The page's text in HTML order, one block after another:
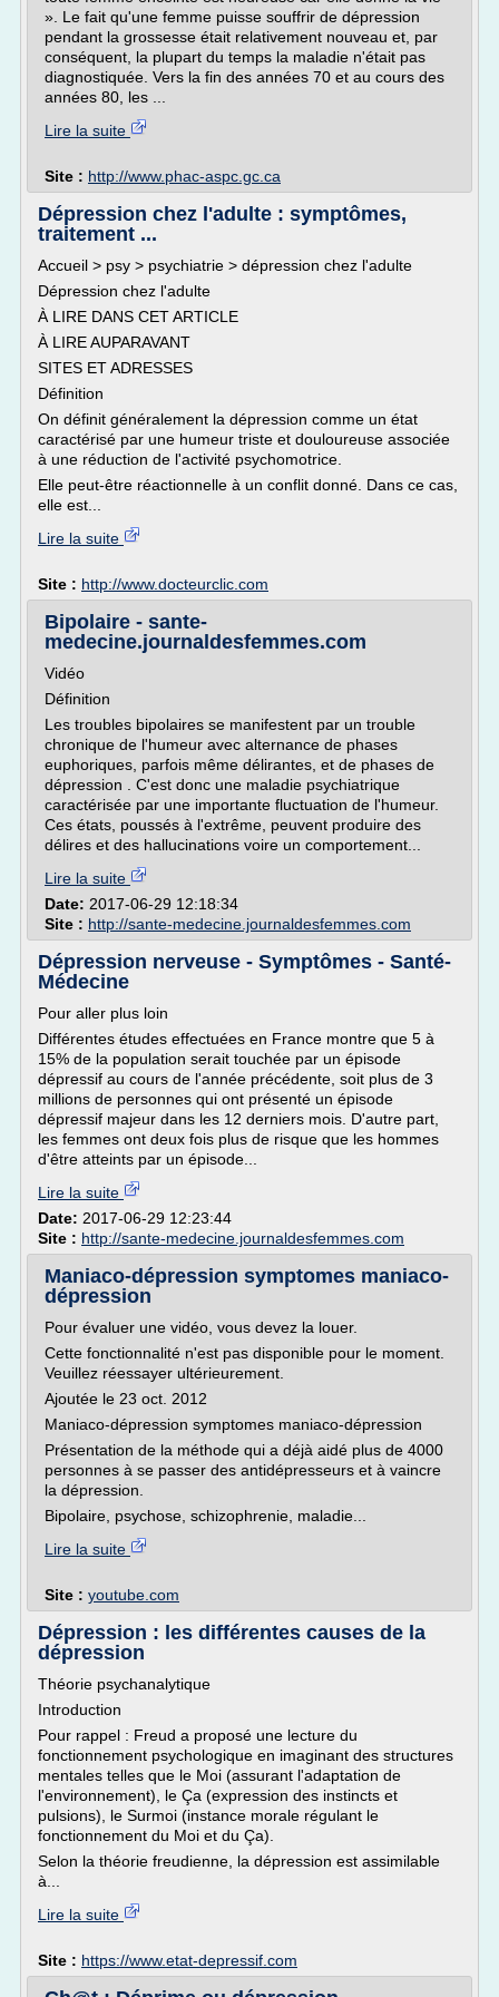
». Le fait qu'une femme puisse souffrir de dépression
pendant la grossesse était relativement nouveau et, par
conséquent, la plupart du temps la maladie n'était pas
diagnostiquée. Vers la fin des années 70 et au cours des
années 80, les ...
Lire la suite
Site : http://www.phac-aspc.gc.ca
Dépression chez l'adulte : symptômes,
traitement ...
Accueil > psy > psychiatrie > dépression chez l'adulte
Dépression chez l'adulte
À LIRE DANS CET ARTICLE
À LIRE AUPARAVANT
SITES ET ADRESSES
Définition
On définit généralement la dépression comme un état
caractérisé par une humeur triste et douloureuse associée
à une réduction de l'activité psychomotrice.
Elle peut-être réactionnelle à un conflit donné. Dans ce cas,
elle est...
Lire la suite
Site : http://www.docteurclic.com
Bipolaire - sante-
medecine.journaldesfemmes.com
Vidéo
Définition
Les troubles bipolaires se manifestent par un trouble
chronique de l'humeur avec alternance de phases
euphoriques, parfois même délirantes, et de phases de
dépression . C'est donc une maladie psychiatrique
caractérisée par une importante fluctuation de l'humeur.
Ces états, poussés à l'extrême, peuvent produire des
délires et des hallucinations voire un comportement...
Lire la suite
Date: 2017-06-29 12:18:34
Site : http://sante-medecine.journaldesfemmes.com
Dépression nerveuse - Symptômes - Santé-
Médecine
Pour aller plus loin
Différentes études effectuées en France montre que 5 à
15% de la population serait touchée par un épisode
dépressif au cours de l'année précédente, soit plus de 3
millions de personnes qui ont présenté un épisode
dépressif majeur dans les 12 derniers mois. D'autre part,
les femmes ont deux fois plus de risque que les hommes
d'être atteints par un épisode...
Lire la suite
Date: 2017-06-29 12:23:44
Site : http://sante-medecine.journaldesfemmes.com
Maniaco-dépression symptomes maniaco-
dépression
Pour évaluer une vidéo, vous devez la louer.
Cette fonctionnalité n'est pas disponible pour le moment.
Veuillez réessayer ultérieurement.
Ajoutée le 23 oct. 2012
Maniaco-dépression symptomes maniaco-dépression
Présentation de la méthode qui a déjà aidé plus de 4000
personnes à se passer des antidépresseurs et à vaincre
la dépression.
Bipolaire, psychose, schizophrenie, maladie...
Lire la suite
Site : youtube.com
Dépression : les différentes causes de la
dépression
Théorie psychanalytique
Introduction
Pour rappel : Freud a proposé une lecture du
fonctionnement psychologique en imaginant des structures
mentales telles que le Moi (assurant l'adaptation de
l'environnement), le Ça (expression des instincts et
pulsions), le Surmoi (instance morale régulant le
fonctionnement du Moi et du Ça).
Selon la théorie freudienne, la dépression est assimilable
à...
Lire la suite
Site : https://www.etat-depressif.com